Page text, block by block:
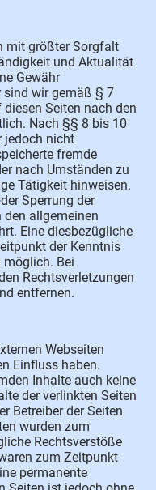
mit größter Sorgfalt
und Aktualität
Gewähr
sind wir gemäß § 7
Seiten nach den
Nach §§ 8 bis 10
jedoch nicht
fremde
nach Umständen zu
Tätigkeit hinweisen.
Sperrung der
allgemeinen
Eine diesbezügliche
der Kenntnis
möglich. Bei
Rechtsverletzungen
entfernen.
Webseiten
Einfluss haben.
Inhalte auch keine
der verlinkten Seiten
Betreiber der Seiten
wurden zum
Rechtsverstöße
zum Zeitpunkt
permanente